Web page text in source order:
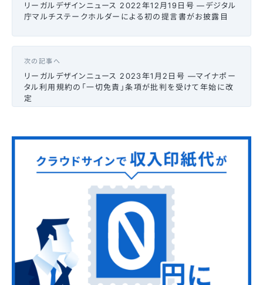
リーガルデザインニュース 2022年12月19日号 —デジタル
庁マルチステークホルダーによる初の提言書がお披露目
次の記事へ
リーガルデザインニュース 2023年1月2日号 —マイナポー
タル利用規約の「一切免責」条項が批判を受けて年始に改
定